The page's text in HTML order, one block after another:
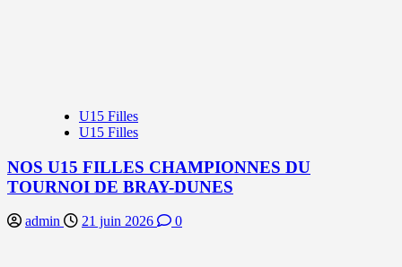
U15 Filles
U15 Filles
NOS U15 FILLES CHAMPIONNES DU
TOURNOI DE BRAY-DUNES
admin 21 juin 2026 0